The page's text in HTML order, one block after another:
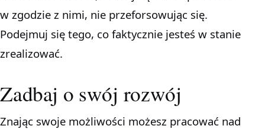
w zgodzie z nimi, nie przeforsowując się.
Podejmuj się tego, co faktycznie jesteś w stanie
zrealizować.
Zadbaj o swój rozwój
Znając swoje możliwości możesz pracować nad